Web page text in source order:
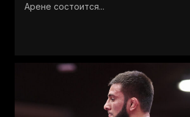
Арене состоится...